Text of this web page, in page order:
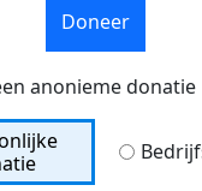
Doneer
anonieme donatie